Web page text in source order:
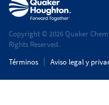
Copyright © 2026 Quaker
Rights Reserved.
Términos
Aviso legal y